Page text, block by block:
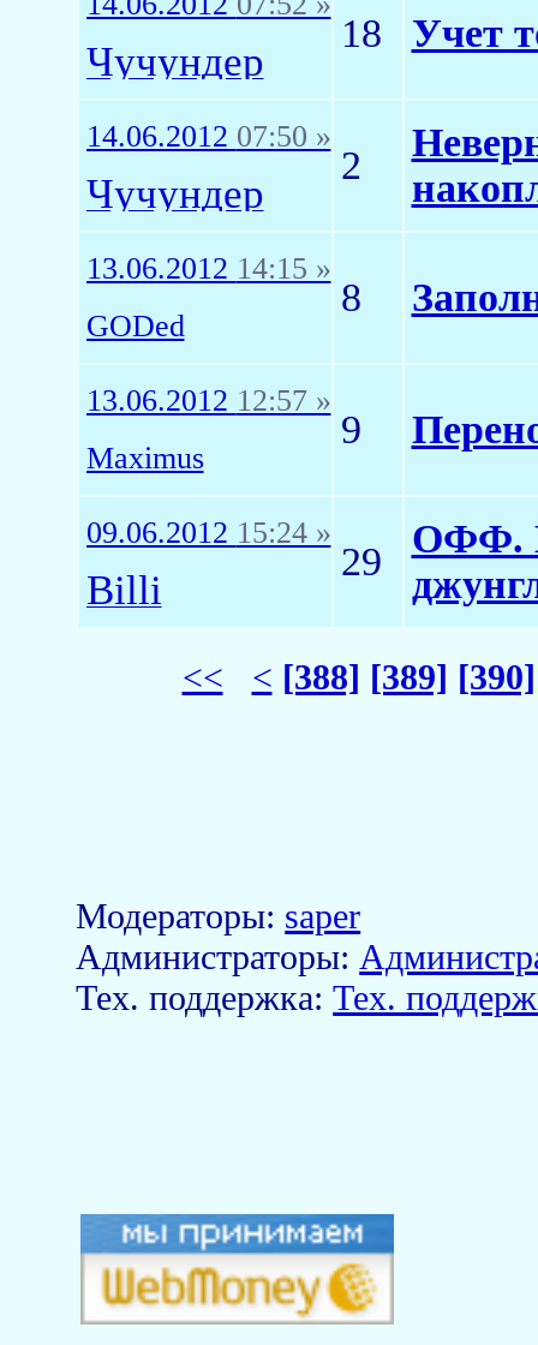
Чучундер
18 Учет
14.06.2012 07:50 »
Чучундер
2
13.06.2012 14:15 »
GODed
8
13.06.2012 12:57 »
Maximus
9
09.06.2012 15:24 »
Billi
29
ОФФ.
<< < [388] [389] [390]
Модераторы: saper
Aдминистраторы:
Тех. поддержка:Тех.